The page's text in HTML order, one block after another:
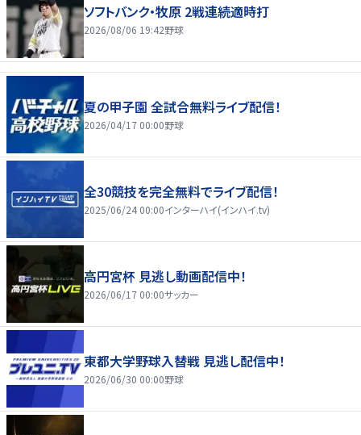
ソフトバンク・牧原 2戦連続適時打
2026/08/06 19:42野球
夏の甲子園 全試合無料ライブ配信！
2026/04/17 00:00野球
全30競技を完全無料でライブ配信！
2025/06/24 00:00インターハイ(インハイ.tv)
高円宮杯 見逃し動画配信中！
2026/06/17 00:00サッカー
東都大学野球入替戦 見逃し配信中！
2026/06/30 00:00野球